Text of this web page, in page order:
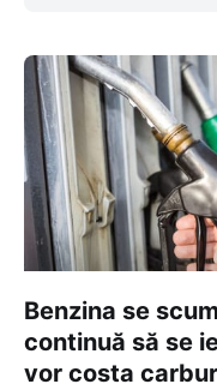
Benzina se
continuă să se
vor costa